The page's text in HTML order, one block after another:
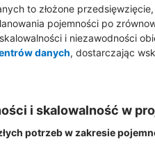
to złożone
pojemności po
i niezawodności
danych, dostarczając
i skalowalność w
potrzeb w zakresie